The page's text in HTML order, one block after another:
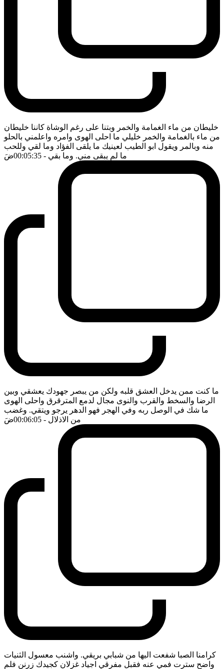
خليطان من ماء الغمامة والخمر وبتنا على رغم الوشاة كاننا خليطان
من ماء بالغمامة والخمر خليلي ما احلى الهوى وامره واعلمني بالحلو
منه وبالمر ويقول ابو الطيب لعينيك ما يلقى الفؤاد وما لقي وللحب
ما لم يبقى مني. وما بقي - 00:05:35 ضَ
ما كنت ممن يدخل العشق قلبه ولكن من يبصر جهودك يعشقي وبين
الرضا والسخط والقرب والنوى مجال لدمع المترقرق واحلى الهوى
ما شك في الوصل ربه وفي الهجر فهو الدهر يرجو ويتقي. وغضب
من الاذلال - 00:06:05 ضَ
كرامنا الصبا شفعت اليها من شبابي بريقي. واشنب معسول الثنيات
واضح سترت فمي عنه فقبل مفرقي اجياد غزلان كجيدك زرنن فلم